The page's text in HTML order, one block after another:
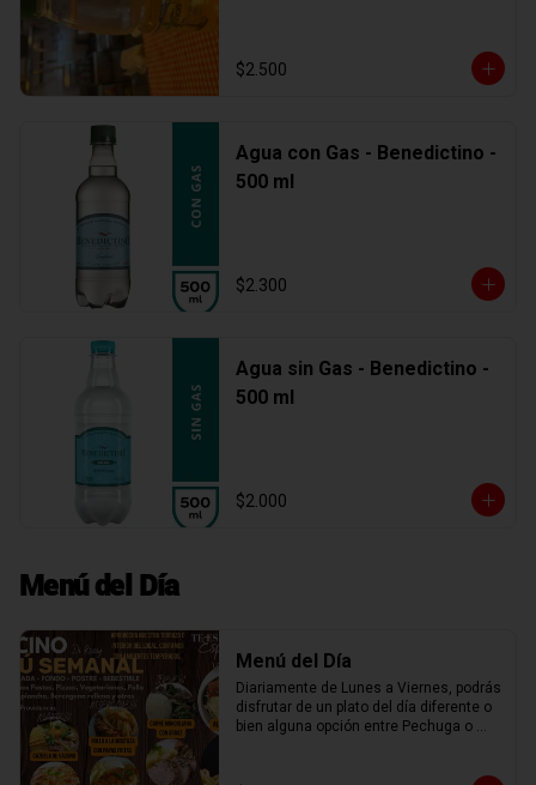
$2.500
Agua con Gas - Benedictino -
500 ml
$2.300
Agua sin Gas - Benedictino -
500 ml
$2.000
Menú del Día
Menú del Día
Diariamente de Lunes a Viernes, podrás
disfrutar de un plato del día diferente o
bien alguna opción entre Pechuga o